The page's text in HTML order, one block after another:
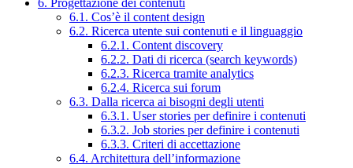
6. Progettazione dei contenuti
6.1. Cos’è il content design
6.2. Ricerca utente sui contenuti e il linguaggio
6.2.1. Content discovery
6.2.2. Dati di ricerca (search keywords)
6.2.3. Ricerca tramite analytics
6.2.4. Ricerca sui forum
6.3. Dalla ricerca ai bisogni degli utenti
6.3.1. User stories per definire i contenuti
6.3.2. Job stories per definire i contenuti
6.3.3. Criteri di accettazione
6.4. Architettura dell’informazione